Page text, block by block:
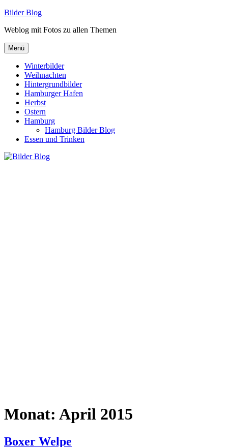
Zum
springen
Bilder Blog
Weblog mit Fotos zu allen Themen
Menü
Winterbilder
Weihnachten
Hintergrundbilder
Hamburger Hafen
Herbst
Ostern
Hamburg
Hamburg Bilder Blog
Essen und Trinken
Monat: April 2015
Boxer Welpe